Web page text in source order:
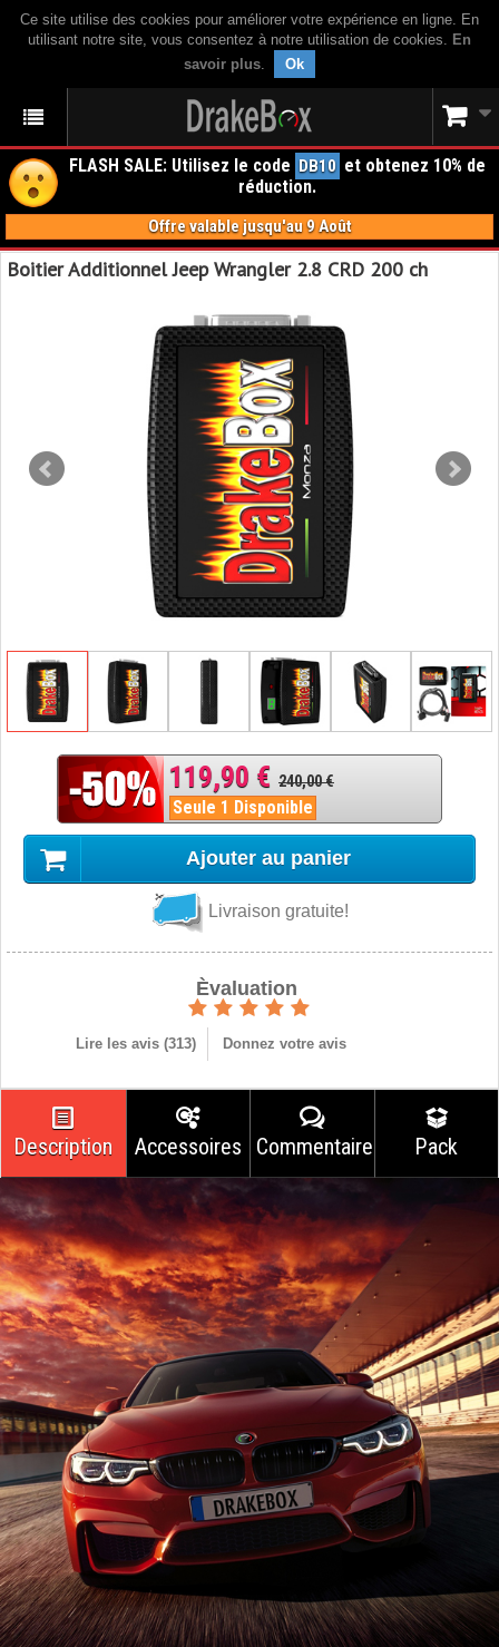
Ce site utilise des cookies pour améliorer votre expérience en ligne. En
utilisant notre site, vous consentez à notre utilisation de cookies. En
savoir plus. Ok
FLASH SALE: Utilisez le code DB10 et obtenez 10% de
réduction.
Offre valable jusqu'au 9 Août
Boitier Additionnel Jeep Wrangler 2.8 CRD 200 ch
119,90 € 240,00 €
Seule 1 Disponible
Ajouter au panier
Livraison gratuite!
Èvaluation
Lire les avis (313) Donnez votre avis
Description Accessoires Commentaires Pack